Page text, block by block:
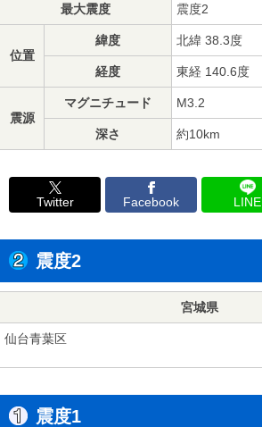
最大震度 震度2
位置
緯度 北緯 38.3度
経度 東経 140.6度
震源
マグニチュード M3.2
深さ 約10km
Twitter Facebook LINE
震度2
宮城県
仙台青葉区
震度1